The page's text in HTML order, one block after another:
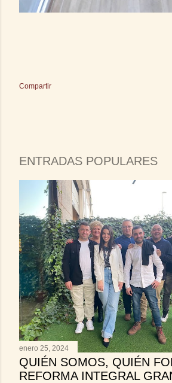
Compartir
ENTRADAS POPULARES
enero 25, 2024
QUIÉN SOMOS, QUIÉN
REFORMA INTEGRAL